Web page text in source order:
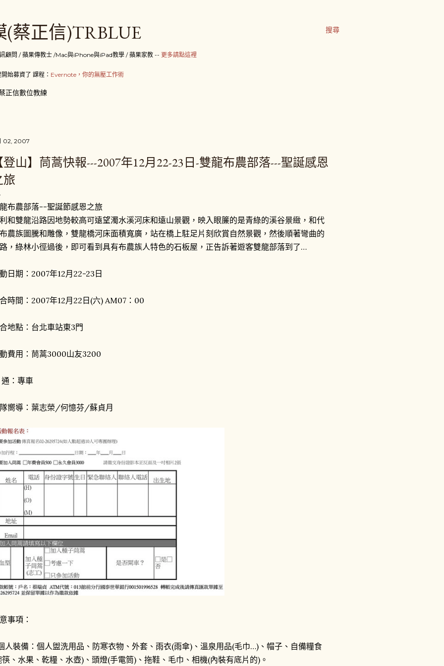
搜尋
(蔡正信)TRBLUE
顧問 / 蘋果傳教士 /Mac與iPhone與iPad教學 / 蘋果家教 -- 更多請點這裡
始募資了 課程： Evernote，你的無壓工作術
正信數位教練
02, 2007
登山】茼蒿快報---2007年12月22-23日-雙龍布農部落---聖誕感恩
旅
布農部落--聖誕節感恩之旅
和雙龍沿路因地勢較高可遠望濁水溪河床和遠山景觀，映入眼簾的是青綠的溪谷景緻，和代
農族圖騰和雕像，雙龍橋河床面積寬廣，站在橋上駐足片刻欣賞自然景觀，然後順著彎曲的
，綠林小徑過後，即可看到具有布農族人特色的石板屋，正告訴著遊客雙龍部落到了…
日期：2007年12月22-23日
時間：2007年12月22日(六) AM07：00
地點：台北車站東3門
費用：茼蒿3000山友3200
：專車
嚮導：葉志榮/何憶芬/蘇貞月
事項：
人裝備：個人盥洗用品、防寒衣物、外套、雨衣(雨傘)、溫泉用品(毛巾…)、帽子、自備糧食
筷、水果、乾糧、水壺)、頭燈(手電筒)、拖鞋、毛巾、相機(內裝有底片的)。